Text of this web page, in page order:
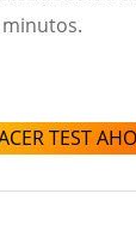
TEST